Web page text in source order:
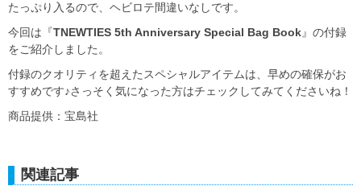
たっぷり入るので、ヘビロテ間違いなしです。
今回は『TNEWTIES 5th Anniversary Special Bag Book』の付録
をご紹介しました。
付録のクオリティを超えたスペシャルアイテムは、早めの確保がお
すすめです♪さっそく気になった方はチェックしてみてくださいね！
商品提供：宝島社
関連記事